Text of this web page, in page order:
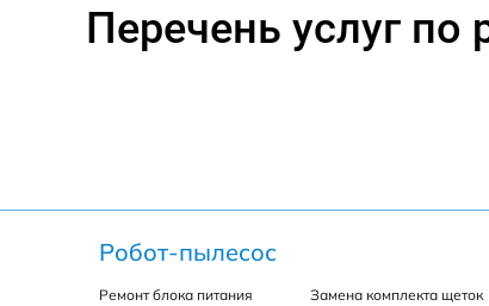
Перечень услуг по
Робот-пылесос
Ремонт блока питания Замена комплекта щеток